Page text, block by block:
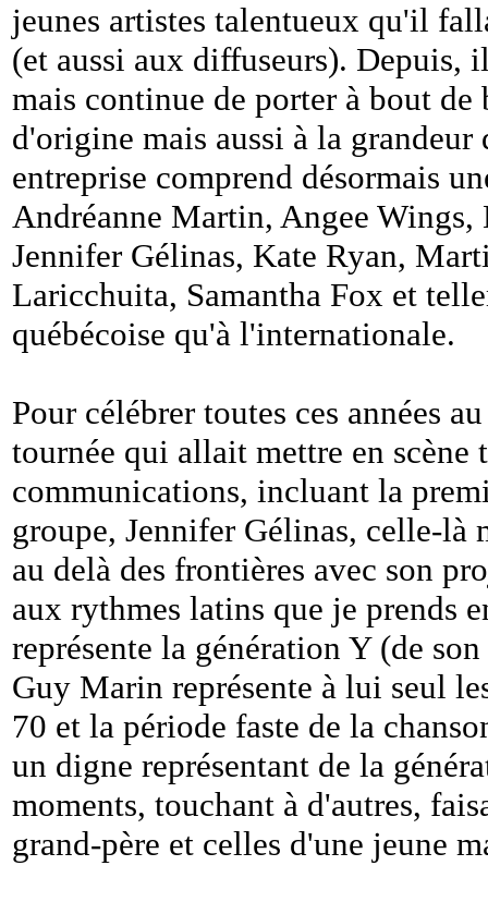
jeunes artistes talentueux qu'il
(et aussi aux diffuseurs). Depuis,
mais continue de porter à bout de
d'origine mais aussi à la
entreprise comprend désormais
Andréanne Martin, Angee
Jennifer Gélinas, Kate Ryan,
Laricchuita, Samantha Fox et
québécoise qu'à l'internationale.
Pour célébrer toutes ces années
tournée qui allait mettre en scène
communications, incluant la
groupe, Jennifer Gélinas, celle-là
au delà des frontières avec son
aux rythmes latins que je prends
représente la génération Y (de
Guy Marin représente à lui seul
70 et la période faste de la
un digne représentant de la
moments, touchant à d'autres,
grand-père et celles d'une jeune